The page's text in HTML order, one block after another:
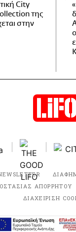
City
της
στην
ΑΠΟΡΡΗΤΟΥ
ΔΙΑΧΕΙΡΙΣΗ